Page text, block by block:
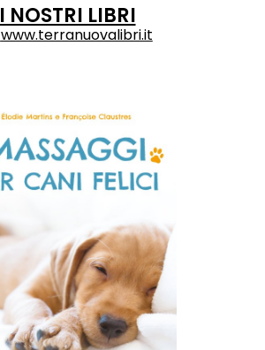
I NOSTRI LIBRI
www.terranuovalibri.it